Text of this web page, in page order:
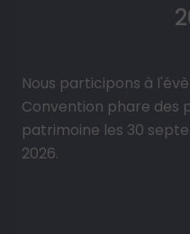
Nous participons à
Convention phare des
patrimoine les 30
2026.